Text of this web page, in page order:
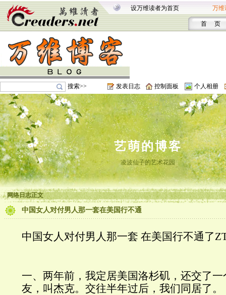
设万维读者为首页 万维
首 页
搜索>> 发表日志 控制面板 个人相册
艺萌的博客
凌波仙子的艺术花园
网络日志正文
中国女人对付男人那一套在美国行不通
中国女人对付男人那一套 在美国行不通了
一、两年前，我定居美国洛杉矶，还交了
友，叫杰克。交往半年过后，我们同居